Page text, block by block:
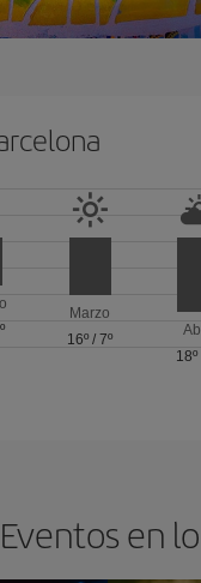
Marzo
16º /7º
18º
Eventos en